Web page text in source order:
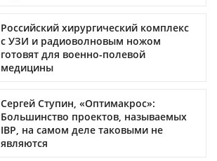
Российский хирургический комплекс
с УЗИ и радиоволновым ножом
готовят для военно-полевой
медицины
Сергей Ступин, «Оптимакрос»:
Большинство проектов, называемых
IBP, на самом деле таковыми не
являются